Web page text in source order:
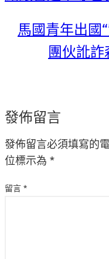
馬國青年出國
團伙訛
發佈留言
發佈留言必須填寫的
位標示為 *
留言 *